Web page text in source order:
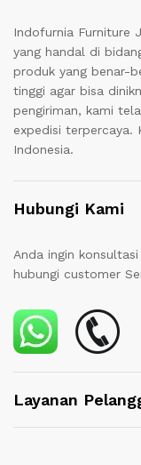
Indofurnia Furniture
yang handal di
produk yang benar-
tinggi agar bisa
pengiriman, kami
expedisi terpercaya.
Indonesia.
Hubungi Kami
Anda ingin
hubungi customer
Layanan